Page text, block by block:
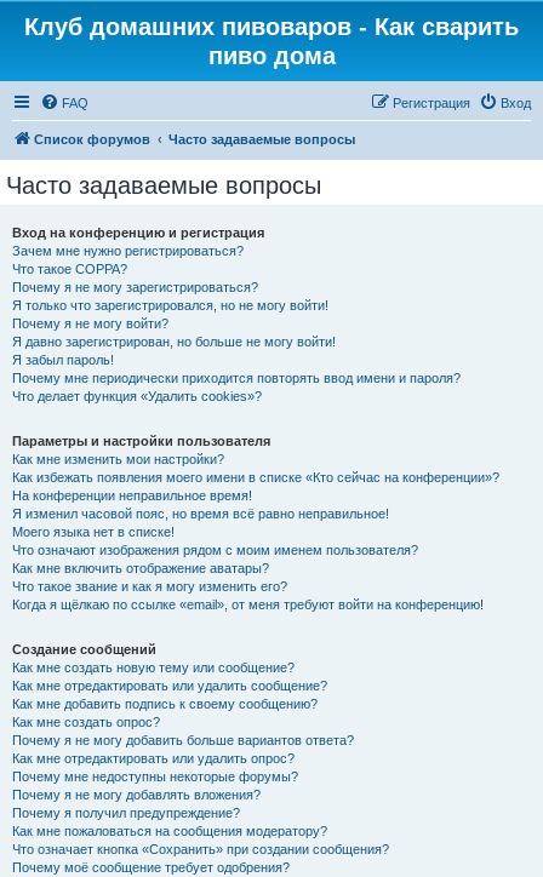
Клуб домашних пивоваров - Как cварить
пиво дома
FAQ Вход
Регистрация
Список форумов Часто задаваемые вопросы
Часто задаваемые вопросы
Вход на конференцию и регистрация
Зачем мне нужно регистрироваться?
Что такое COPPA?
Почему я не могу зарегистрироваться?
Я только что зарегистрировался, но не могу войти!
Почему я не могу войти?
Я давно зарегистрирован, но больше не могу войти!
Я забыл пароль!
Почему мне периодически приходится повторять ввод имени и пароля?
Что делает функция «Удалить cookies»?
Параметры и настройки пользователя
Как мне изменить мои настройки?
Как избежать появления моего имени в списке «Кто сейчас на конференции»?
На конференции неправильное время!
Я изменил часовой пояс, но время всё равно неправильное!
Моего языка нет в списке!
Что означают изображения рядом с моим именем пользователя?
Как мне включить отображение аватары?
Что такое звание и как я могу изменить его?
Когда я щёлкаю по ссылке «email», от меня требуют войти на конференцию!
Создание сообщений
Как мне создать новую тему или сообщение?
Как мне отредактировать или удалить сообщение?
Как мне добавить подпись к своему сообщению?
Как мне создать опрос?
Почему я не могу добавить больше вариантов ответа?
Как мне отредактировать или удалить опрос?
Почему мне недоступны некоторые форумы?
Почему я не могу добавлять вложения?
Почему я получил предупреждение?
Как мне пожаловаться на сообщения модератору?
Что означает кнопка «Сохранить» при создании сообщения?
Почему моё сообщение требует одобрения?